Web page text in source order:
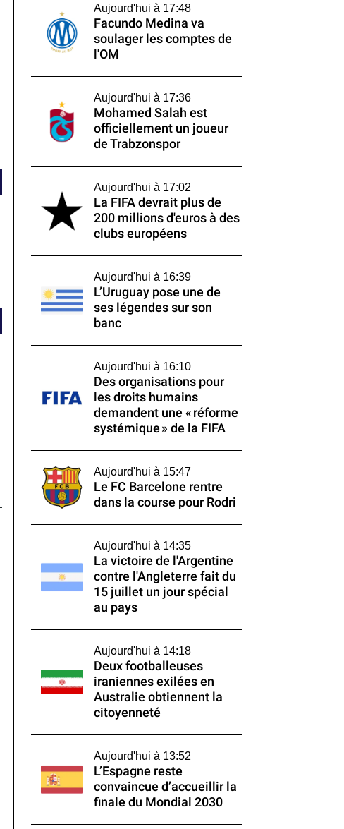
Aujourd'hui à 17:48
Facundo Medina va
soulager les comptes de
l'OM
Aujourd'hui à 17:36
Mohamed Salah est
officiellement un joueur
de Trabzonspor
Aujourd'hui à 17:02
La FIFA devrait plus de
200 millions d'euros à des
clubs européens
Aujourd'hui à 16:39
L’Uruguay pose une de
ses légendes sur son
banc
Aujourd'hui à 16:10
Des organisations pour
les droits humains
demandent une « réforme
systémique » de la FIFA
Aujourd'hui à 15:47
Le FC Barcelone rentre
dans la course pour Rodri
Aujourd'hui à 14:35
La victoire de l'Argentine
contre l'Angleterre fait du
15 juillet un jour spécial
au pays
Aujourd'hui à 14:18
Deux footballeuses
iraniennes exilées en
Australie obtiennent la
citoyenneté
Aujourd'hui à 13:52
L’Espagne reste
convaincue d’accueillir la
finale du Mondial 2030